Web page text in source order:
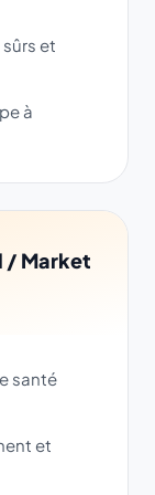
et
à
/ Market
santé
et